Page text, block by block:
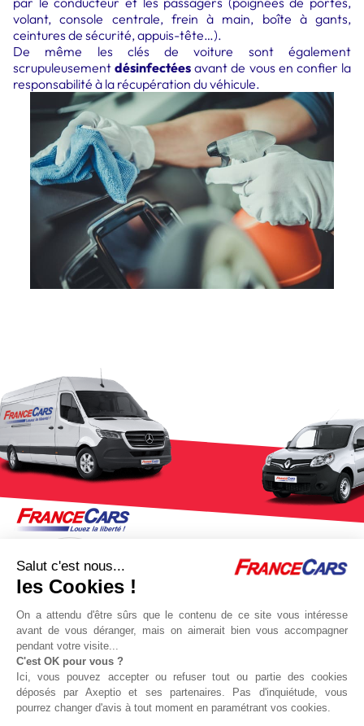
Salut c'est nous...
les Cookies !
On a attendu d'être sûrs que le contenu de ce site vous intéresse
avant de vous déranger, mais on aimerait bien vous accompagner
pendant votre visite...
C'est OK pour vous ?
Ici, vous pouvez accepter ou refuser tout ou partie des cookies
déposés par Axeptio et ses partenaires. Pas d'inquiétude, vous
pourrez changer d'avis à tout moment en paramétrant vos cookies.
volant, console centrale, frein à main, boîte à gants,
ceintures de sécurité, appuis-tête…).
De même les clés de voiture sont également
scrupuleusementdésinfectées avant de vous en confier la
responsabilité à la récupération du véhicule.
Jeu concours Delta
Qui sommes nous ?
Partenaires
Actualités
Recrutement